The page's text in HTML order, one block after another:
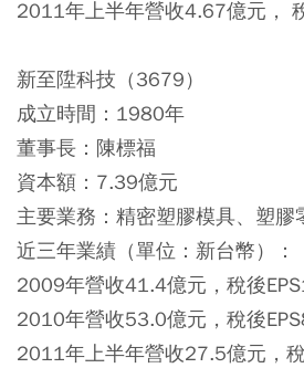
2011年上半年營收4.67億元，
新至陞科技（3679）
成立時間：1980年
董事長：陳標福
資本額：7.39億元
主要業務：精密塑膠模具、塑膠
近三年業績（單位：新台幣）：
2009年營收41.4億元，稅後
2010年營收53.0億元，稅後
2011年上半年營收27.5億元，